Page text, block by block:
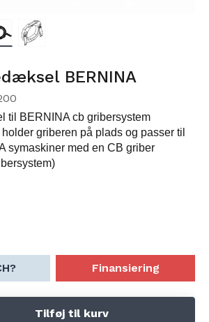
BERNINA
til BERNINA cb gribersystem
griberen på plads og passer til
symaskiner med en CB griber
900 serien
240 serien
153, 155, 160, 163, 165, 170.
Finansiering
Tilføj til kurv